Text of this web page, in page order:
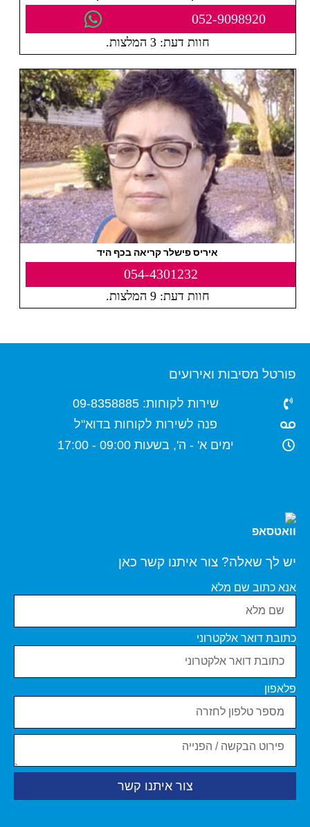
052-9098920
חוות דעת: 3 המלצות.
איריס פישלר קריאה בכף היד
054-4301232
חוות דעת: 9 המלצות.
פורטל מסיבות ואירועים
שירות לקוחות: 09-8358885
פנה לשירות לקוחות בדוא"ל
ימים א' - ה', בשעות 09:00 - 17:00
יש לך שאלה? צור איתנו קשר כאן
אנא כתוב שם מלא
כתובת דואר אלקטרוני
פלאפון
צור איתנו קשר